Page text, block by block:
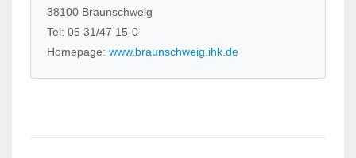
38100 Braunschweig
Tel: 05 31/47 15-0
Homepage:www.braunschweig.ihk.de